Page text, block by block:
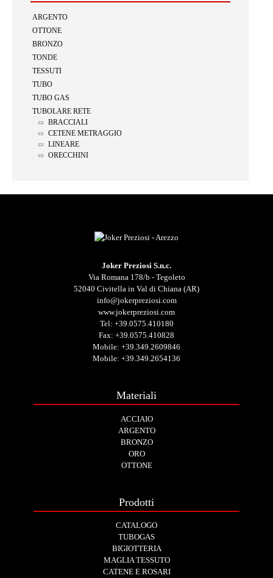
ARGENTO
OTTONE
BRONZO
TONDE
TESSUTI
TUBO
TUBO GAS
TUBOLARE RETE
BRACCIALI
CETENE METRAGGIO
LINEARE
ORECCHINI
Joker Preziosi S.n.c.
Via Romana 178/b - Tegoleto
52040 Civitella in Val di Chiana (AR)
info@jokerpreziosi.com
www.jokerpreziosi.com
Tel: +39.0575.410180
Fax: +39.0575.410828
Mobile: +39.349.2609846
Mobile: +39.349.2654136
Materiali
ACCIAIO
ARGENTO
BRONZO
ORO
OTTONE
Prodotti
CATALOGO
TUBOGAS
BIGIOTTERIA
MAGLIA TESSUTO
CATENE E ROSARI